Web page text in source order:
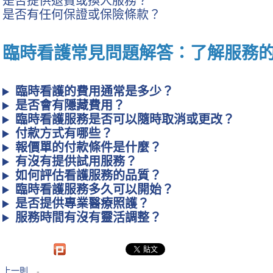
是否有任何保證或保險條款？
臨時看護常見問題解答：了解服務
臨時看護的費用通常是多少？
是否會有隱藏費用？
臨時看護服務是否可以隨時取消或更改？
付款方式有哪些？
報價單的付款條件是什麼？
有沒有提供試用服務？
如何評估看護服務的品質？
臨時看護服務多久可以開始？
是否提供專業醫療照護？
服務時間有沒有靈活調整？
上一則